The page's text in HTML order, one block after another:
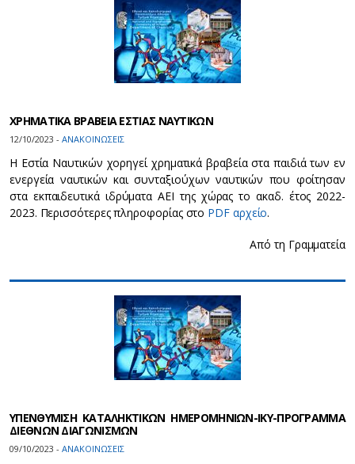
ΧΡΗΜΑΤΙΚΑ ΒΡΑΒΕΙΑ ΕΣΤΙΑΣ ΝΑΥΤΙΚΩΝ
12/10/2023 - ΑΝΑΚΟΙΝΩΣΕΙΣ
Η Εστία Ναυτικών χορηγεί χρηματικά βραβεία στα παιδιά των εν
ενεργεία ναυτικών και συνταξιούχων ναυτικών που φοίτησαν
στα εκπαιδευτικά ιδρύματα ΑΕΙ της χώρας το ακαδ. έτος 2022-
2023. Περισσότερες πληροφορίας στο PDF αρχείο.
Από τη Γραμματεία
ΥΠΕΝΘΥΜΙΣΗ ΚΑΤΑΛΗΚΤΙΚΩΝ ΗΜΕΡΟΜΗΝΙΩΝ-ΙΚΥ-ΠΡΟΓΡΑΜΜΑ
ΔΙΕΘΝΩΝ ΔΙΑΓΩΝΙΣΜΩΝ
09/10/2023 - ΑΝΑΚΟΙΝΩΣΕΙΣ